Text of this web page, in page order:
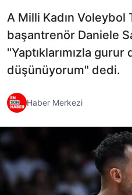
A Milli Kadın Voleybol
başantrenör Daniele
"Yaptıklarımızla
düşünüyorum" dedi.
Haber Merkezi